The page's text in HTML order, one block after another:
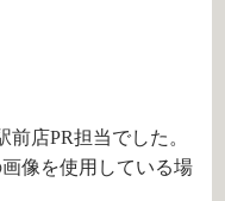
店PR担当でした。
像を使用している場